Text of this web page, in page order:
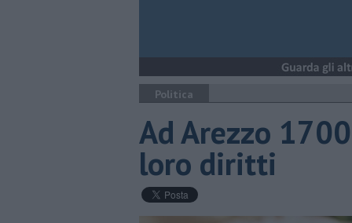
Politica
Ad Arezzo
loro diritti